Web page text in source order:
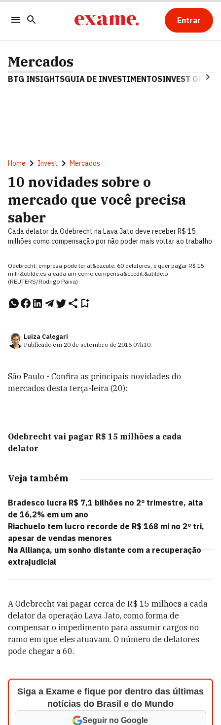
Entrar
Mercados
BTG INSIGHTSGUIA DE INVESTIMENTOSINVEST OPINA
Home Invest Mercados
10 novidades sobre o
mercado que você precisa
saber
Cada delator da Odebrecht na Lava Jato deve receber R$ 15
milhões como compensação por não poder mais voltar ao trabalho
Odebrecht: empresa pode ter at&eacute; 60 delatores, e quer pagar R$ 15
milh&otilde;es a cada um como compensa&ccedil;&atilde;o
(REUTERS/Rodrigo Paiva)
Luiza Calegari
Publicado em 20 de setembro de 2016 07h10.
São Paulo - Confira as principais novidades do
mercados desta terça-feira (20):
Odebrecht vai pagar R$ 15 milhões a cada
delator
Veja também
Bradesco lucra R$ 7,1 bilhões no 2º trimestre, alta
de 16,2% em um ano
Riachuelo tem lucro recorde de R$ 168 mi no 2º tri,
apesar de vendas menores
Na Alliança, um sonho distante com a recuperação
extrajudicial
A Odebrecht vai pagar cerca de R$ 15 milhões a cada
delator da operação Lava Jato, como forma de
compensar o impedimento para assumir cargos no
ramo em que eles atuavam. O número de delatores
pode chegar a 60.
Siga a Exame e fique por dentro das últimas
notícias do Brasil e do Mundo
Seguir no Google